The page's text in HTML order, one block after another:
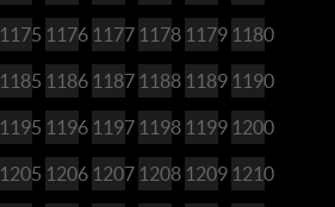
1175 1176 1177 1178 1179 1180
1185 1186 1187 1188 1189 1190
1195 1196 1197 1198 1199 1200
1205 1206 1207 1208 1209 1210